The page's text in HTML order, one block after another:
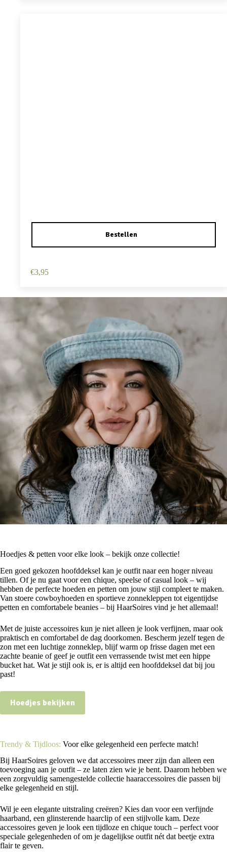
€3,95
Hoedjes & petten voor elke look – bekijk onze collectie!
Een goed gekozen hoofddeksel kan je outfit naar een hoger niveau
tillen. Of je nu gaat voor een chique, speelse of casual look – wij
hebben de perfecte hoeden en petten om jouw stijl compleet te maken.
Van stoere cowboyhoeden en sportieve zonnekleppen tot eigentijdse
petten en comfortabele beanies – bij HaarSoires vind je het allemaal!
Met de juiste accessoires kun je niet alleen je look verfijnen, maar ook
praktisch en comfortabel de dag doorkomen. Bescherm jezelf tegen de
zon met een luchtige zonneklep, blijf warm op frisse dagen met een
zachte beanie of geef je outfit een verrassende twist met een hippe
bucket hat. Wat je stijl ook is, er is altijd een hoofddeksel dat bij jou
past!
Hoedjes bekijken
Trendy & Tijdloos: Voor elke gelegenheid een perfecte match!
Bij HaarSoires geloven we dat accessoires meer zijn dan alleen een
toevoeging aan je outfit – ze laten zien wie je bent. Daarom hebben we
een zorgvuldig samengestelde collectie haaraccessoires die passen bij
elke gelegenheid en stijl.
Wil je een elegante uitstraling creëren? Kies dan voor een verfijnde
haarband, een glinsterende haarclip of een stijlvolle kam. Deze
accessoires geven je look een tijdloze en chique touch – perfect voor
speciale gelegenheden of om je dagelijkse outfit nét dat beetje extra
flair te geven.